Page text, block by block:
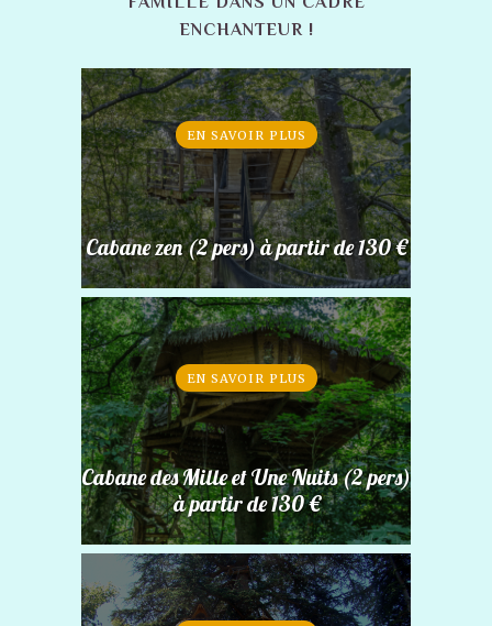
ENCHANTEUR !
Cabane zen (2 pers) à partir de 130 €
EN SAVOIR PLUS
Cabane des Mille et Une Nuits (2 pers)
à partir de 130 €
EN SAVOIR PLUS